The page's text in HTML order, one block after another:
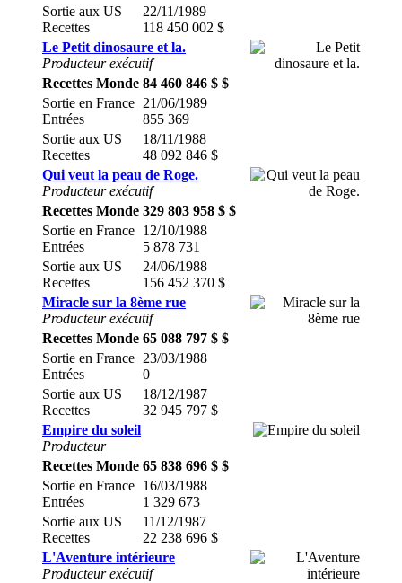
Sortie aux US
Recettes
22/11/1989
118 450 002 $
Le Petit dinosaure et la.
Producteur exécutif
Recettes Monde 84 460 846 $ $
Sortie en France
Entrées
21/06/1989
855 369
Sortie aux US
Recettes
18/11/1988
48 092 846 $
Qui veut la peau de Roge.
Producteur exécutif
Recettes Monde 329 803 958 $ $
Sortie en France
Entrées
12/10/1988
5 878 731
Sortie aux US
Recettes
24/06/1988
156 452 370 $
Miracle sur la 8ème rue
Producteur exécutif
Recettes Monde 65 088 797 $ $
Sortie en France
Entrées
23/03/1988
0
Sortie aux US
Recettes
18/12/1987
32 945 797 $
Empire du soleil
Producteur
Recettes Monde 65 838 696 $ $
Sortie en France
Entrées
16/03/1988
1 329 673
Sortie aux US
Recettes
11/12/1987
22 238 696 $
L'Aventure intérieure
Producteur exécutif